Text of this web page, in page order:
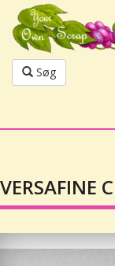
Søg
VERSAFINE